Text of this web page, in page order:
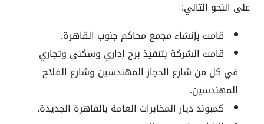
على النحو التالي:
قامت بإنشاء مجمع محاكم جنوب القاهرة.
قامت الشركة بتنفيذ برج إداري وسكني وتجاري
في كل من شارع الحجاز المهندسين وشارع الفلاح
المهندسين.
كمبوند ديار المخابرات العامة بالقاهرة الجديدة.